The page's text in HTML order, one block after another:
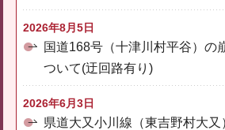
2026年8月5日
国道168号（十津川村平谷）の
ついて(迂回路有り)
2026年6月3日
県道大又小川線（東吉野村大又